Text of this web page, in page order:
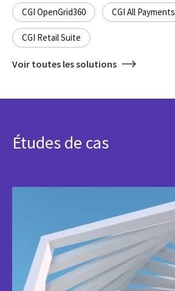
CGI OpenGrid360 CGI All Payments
CGI Retail Suite
Voir toutes les solutions
Études de cas